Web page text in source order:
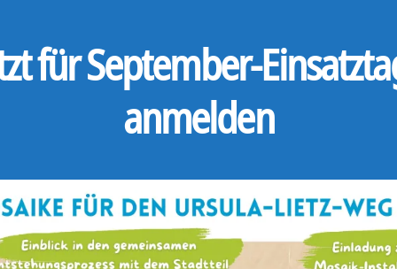
für September-
anmelden